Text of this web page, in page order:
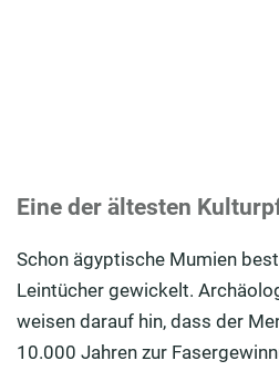
Eine der ältesten
Schon ägyptische Mumien
Leintücher gewickelt.
weisen darauf hin, dass der
10.000 Jahren zur